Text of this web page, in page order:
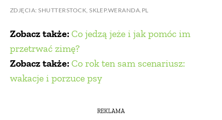
ZDJĘCIA: SHUTTERSTOCK, SKLEP.WERANDA.PL
Zobacz także: Co jedzą jeże i jak pomóc im
przetrwać zimę?
Zobacz także: Co rok ten sam scenariusz:
wakacje i porzuce psy
REKLAMA